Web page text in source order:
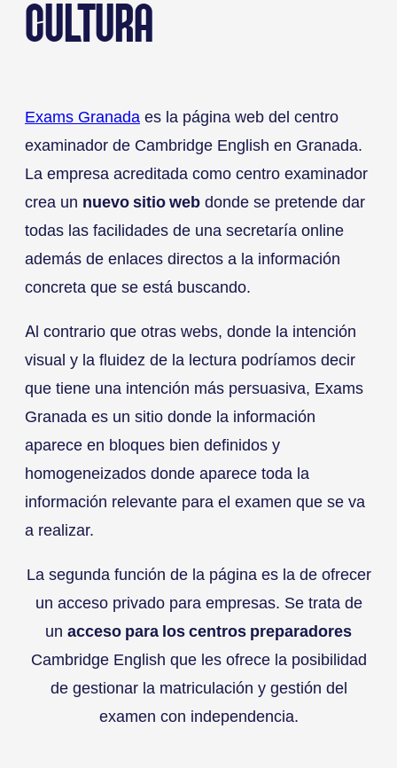
CULTURA
Exams Granada es la página web del centro
examinador de Cambridge English en Granada.
La empresa acreditada como centro examinador
crea un nuevo sitio web donde se pretende dar
todas las facilidades de una secretaría online
además de enlaces directos a la información
concreta que se está buscando.
Al contrario que otras webs, donde la intención
visual y la fluidez de la lectura podríamos decir
que tiene una intención más persuasiva, Exams
Granada es un sitio donde la información
aparece en bloques bien definidos y
homogeneizados donde aparece toda la
información relevante para el examen que se va
a realizar.
La segunda función de la página es la de ofrecer
un acceso privado para empresas. Se trata de
un acceso para los centros preparadores
Cambridge English que les ofrece la posibilidad
de gestionar la matriculación y gestión del
examen con independencia.